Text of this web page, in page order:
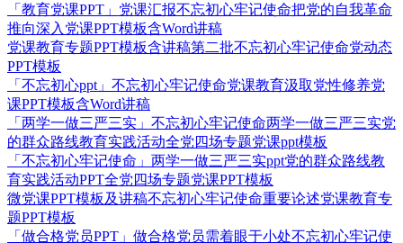
「教育党课PPT」党课汇报不忘初心牢记使命把党的自我革命
推向深入党课PPT模板含Word讲稿
党课教育专题PPT模板含讲稿第二批不忘初心牢记使命党动态
PPT模板
「不忘初心ppt」不忘初心牢记使命党课教育汲取党性修养党
课PPT模板含Word讲稿
「两学一做三严三实」不忘初心牢记使命两学一做三严三实党
的群众路线教育实践活动全党四场专题党课ppt模板
「不忘初心牢记使命」两学一做三严三实ppt党的群众路线教
育实践活动PPT全党四场专题党课PPT模板
微党课PPT模板及讲稿不忘初心牢记使命重要论述党课教育专
题PPT模板
「做合格党员PPT」做合格党员需着眼于小处不忘初心牢记使